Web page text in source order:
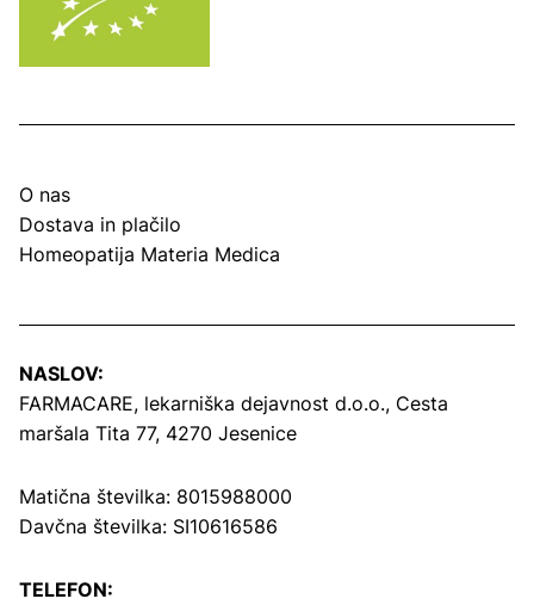
O nas
Dostava in plačilo
Homeopatija Materia Medica
NASLOV:
FARMACARE, lekarniška dejavnost d.o.o., Cesta
maršala Tita 77, 4270 Jesenice
Matična številka: 8015988000
Davčna številka: SI10616586
TELEFON: